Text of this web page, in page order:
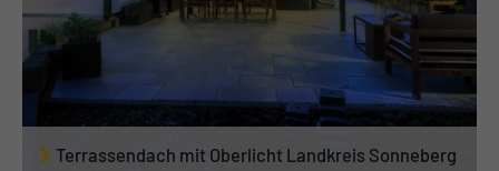
Terrassendach mit Oberlicht Landkreis Sonneberg